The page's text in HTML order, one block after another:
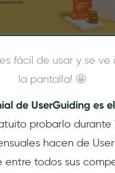
fácil de usar y se
la pantalla! 🤩
de UserGuiding es
probarlo durante
hacen de
entre todos sus